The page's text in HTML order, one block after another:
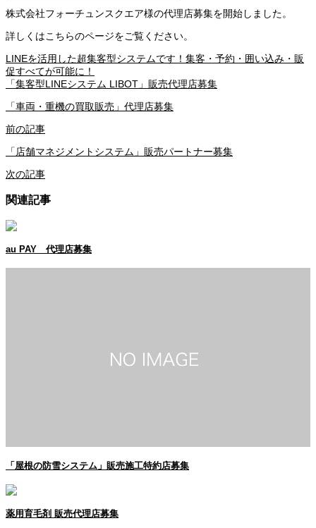
株式会社フォーチュンスクエア様の代理店募集を開始しました。
詳しくはこちらのページをご覧ください。
LINEを活用した超集客型システムです！集客・予約・囲い込み・販
促すべてが可能に！
「集客型LINEシステム LIBOT」販売代理店募集
「車両・重機の買取販売」代理店募集
前の記事
「店舗マネジメントシステム」販売パートナー募集
次の記事
関連記事
au PAY 代理店募集
「屋根の防雪システム」販売施工特約店募集
薬用育毛剤 販売代理店募集